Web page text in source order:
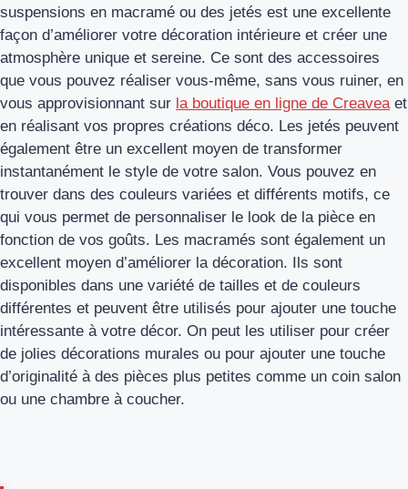
suspensions en macramé ou des jetés est une excellente
façon d’améliorer votre décoration intérieure et créer une
atmosphère unique et sereine. Ce sont des accessoires
que vous pouvez réaliser vous-même, sans vous ruiner, en
vous approvisionnant sur la boutique en ligne de Creaveaet
en réalisant vos propres créations déco. Les jetés peuvent
également être un excellent moyen de transformer
instantanément le style de votre salon. Vous pouvez en
trouver dans des couleurs variées et différents motifs, ce
qui vous permet de personnaliser le look de la pièce en
fonction de vos goûts. Les macramés sont également un
excellent moyen d’améliorer la décoration. Ils sont
disponibles dans une variété de tailles et de couleurs
différentes et peuvent être utilisés pour ajouter une touche
intéressante à votre décor. On peut les utiliser pour créer
de jolies décorations murales ou pour ajouter une touche
d’originalité à des pièces plus petites comme un coin salon
ou une chambre à coucher.